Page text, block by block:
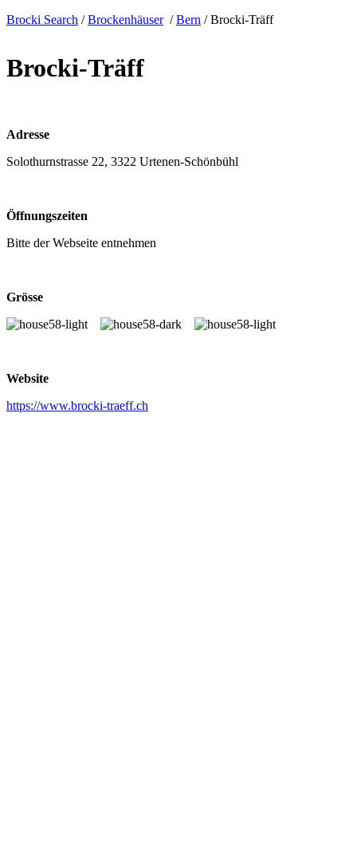
Brocki Search /Brockenhäuser /Bern /Brocki-Träff
Brocki-Träff
Adresse
Solothurnstrasse 22, 3322 Urtenen-Schönbühl
Öffnungszeiten
Bitte der Webseite entnehmen
Grösse
Website
https://www.brocki-traeff.ch